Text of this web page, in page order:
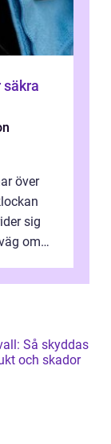
över
sig
om
Så skyddas
och skador